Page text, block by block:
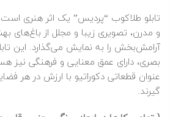
تابلو طلاکوب “پردیس” یک اثر هنری
و مدرن، تصویری زیبا و مجلل از باغ‌های
آرامش‌بخش را به نمایش می‌گذارد. این
بصری، دارای عمق معنایی و فرهنگی نیز
عنوان قطعاتی دکوراتیو با ارزش در هر
گیرند.